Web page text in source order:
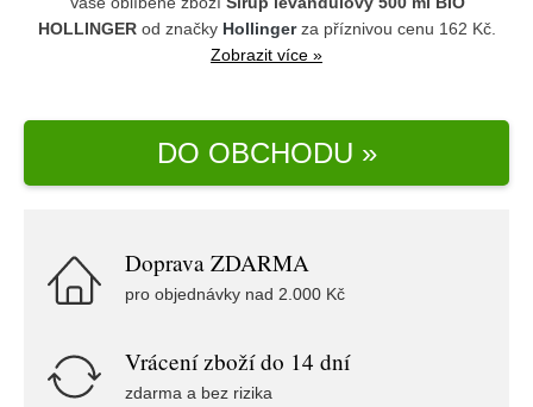
HOLLINGERod značky Hollingerza příznivou cenu 162 Kč.
Zobrazit více »
DO OBCHODU »
Doprava ZDARMA
pro objednávky nad 2.000 Kč
Vrácení zboží do 14 dní
zdarma a bez rizika